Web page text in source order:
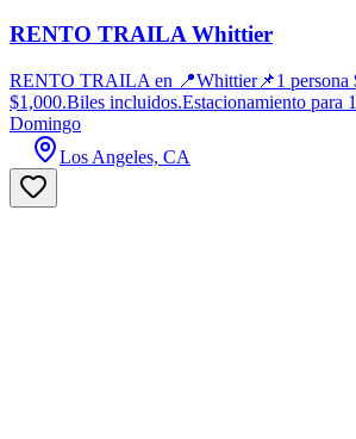
RENTO TRAILA Whittier
RENTO TRAILA en 📍Whittier📌1 persona
$1,000.Biles incluidos.Estacionamiento para
Domingo
Los Angeles, CA